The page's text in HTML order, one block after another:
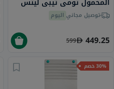
غو - رمادي
توصيل مجاني اليوم
449.25
599
30% خصم